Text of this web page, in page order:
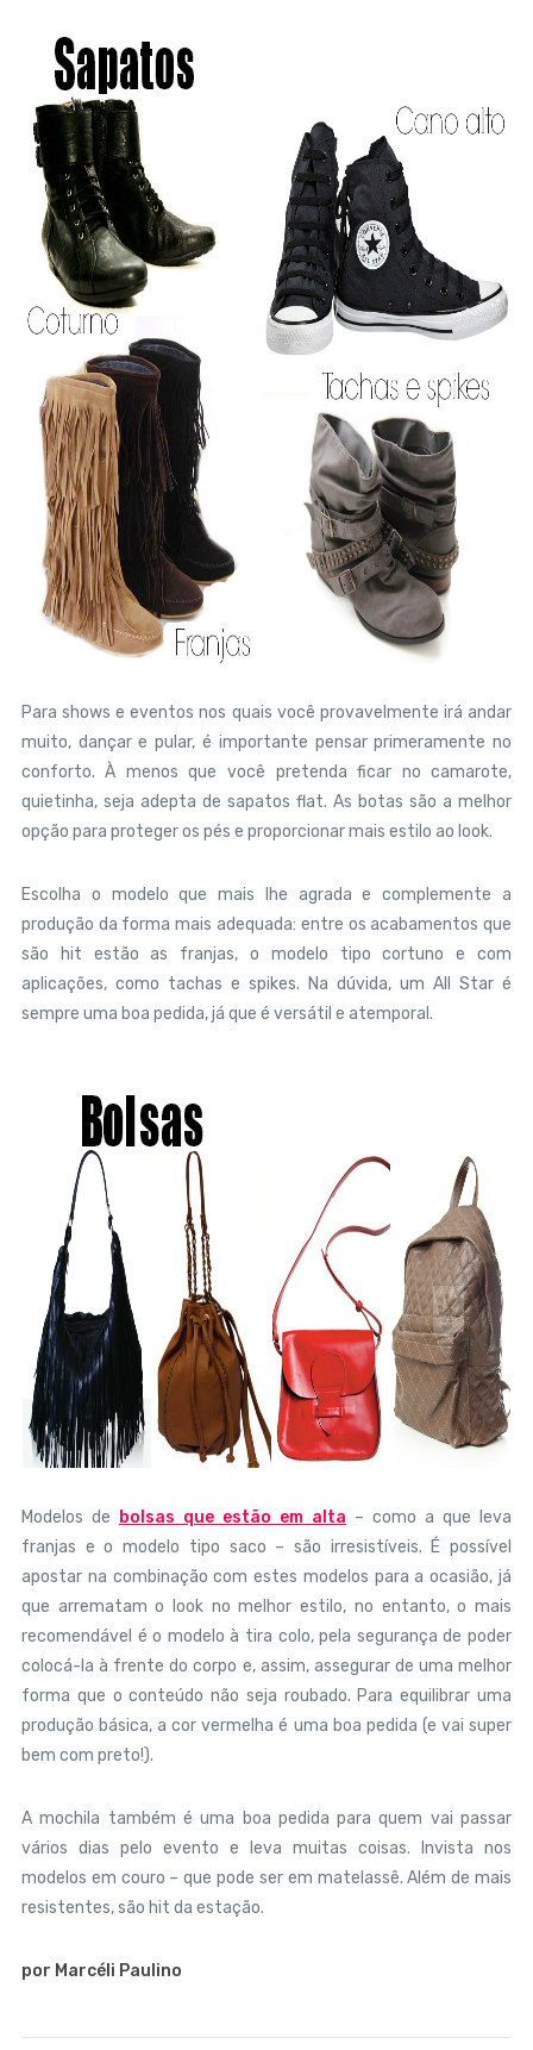
Para shows e eventos nos quais você provavelmente irá andar
muito, dançar e pular, é importante pensar primeramente no
conforto. À menos que você pretenda ficar no camarote,
quietinha, seja adepta de sapatos flat. As botas são a melhor
opção para proteger os pés e proporcionar mais estilo ao look.
Escolha o modelo que mais lhe agrada e complemente a
produção da forma mais adequada: entre os acabamentos que
são hit estão as franjas, o modelo tipo cortuno e com
aplicações, como tachas e spikes. Na dúvida, um All Star é
sempre uma boa pedida, já que é versátil e atemporal.
Modelos de bolsas que estão em alta – como a que leva
franjas e o modelo tipo saco – são irresistíveis. É possível
apostar na combinação com estes modelos para a ocasião, já
que arrematam o look no melhor estilo, no entanto, o mais
recomendável é o modelo à tira colo, pela segurança de poder
colocá-la à frente do corpo e, assim, assegurar de uma melhor
forma que o conteúdo não seja roubado. Para equilibrar uma
produção básica, a cor vermelha é uma boa pedida (e vai super
bem com preto!).
A mochila também é uma boa pedida para quem vai passar
vários dias pelo evento e leva muitas coisas. Invista nos
modelos em couro – que pode ser em matelassê. Além de mais
resistentes, são hit da estação.
por Marcéli Paulino